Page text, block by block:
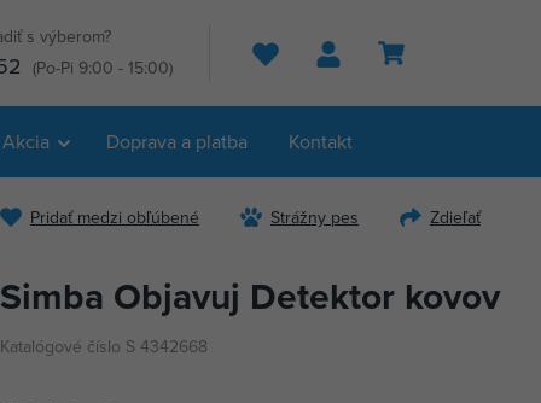
s výberom?
(Po-Pi 9:00 - 15:00) Hľadať
Akcia Doprava a platba Kontakt
Pridať medzi obľúbené Strážny pes Zdieľať
Simba Objavuj Detektor kovov
Katalógové číslo S 4342668